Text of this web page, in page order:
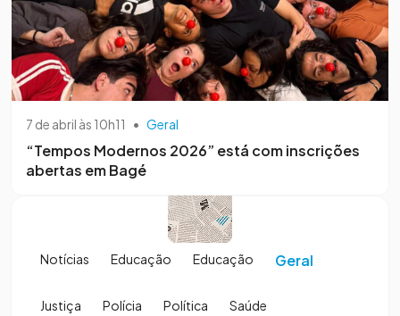
7 de abril às 10h11 • Geral
“Tempos Modernos 2026” está com inscrições
abertas em Bagé
Notícias Educação Educação Geral
Justiça Polícia Política Saúde